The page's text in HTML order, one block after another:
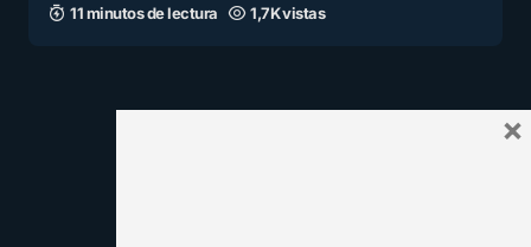
11 minutos de lectura 1,7K vistas
×